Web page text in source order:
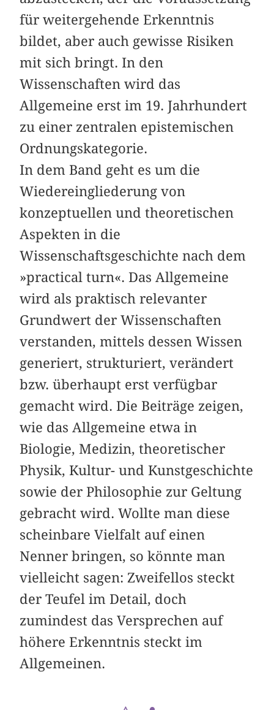
für weitergehende Erkenntnis
bildet, aber auch gewisse Risiken
mit sich bringt. In den
Wissenschaften wird das
Allgemeine erst im 19. Jahrhundert
zu einer zentralen epistemischen
Ordnungskategorie.
In dem Band geht es um die
Wiedereingliederung von
konzeptuellen und theoretischen
Aspekten in die
Wissenschaftsgeschichte nach dem
»practical turn«. Das Allgemeine
wird als praktisch relevanter
Grundwert der Wissenschaften
verstanden, mittels dessen Wissen
generiert, strukturiert, verändert
bzw. überhaupt erst verfügbar
gemacht wird. Die Beiträge zeigen,
wie das Allgemeine etwa in
Biologie, Medizin, theoretischer
Physik, Kultur- und Kunstgeschichte
sowie der Philosophie zur Geltung
gebracht wird. Wollte man diese
scheinbare Vielfalt auf einen
Nenner bringen, so könnte man
vielleicht sagen: Zweifellos steckt
der Teufel im Detail, doch
zumindest das Versprechen auf
höhere Erkenntnis steckt im
Allgemeinen.